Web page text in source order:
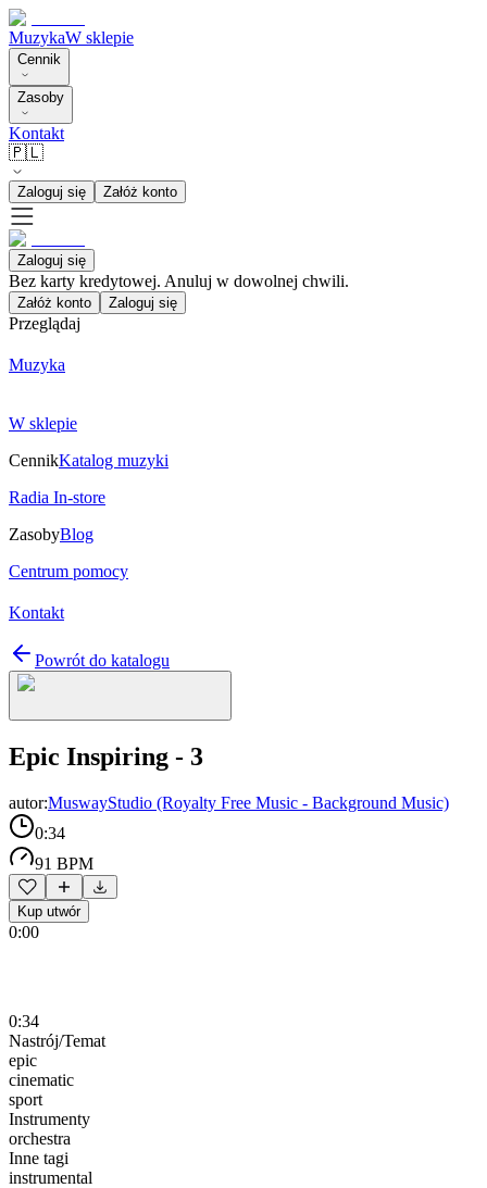
MuzykaW sklepie
Cennik
Zasoby
Kontakt
🇵🇱
Zaloguj się Załóż konto
Zaloguj się
Bez karty kredytowej. Anuluj w dowolnej chwili.
Załóż konto Zaloguj się
Przeglądaj
Muzyka
W sklepie
CennikKatalog muzyki
Radia In-store
ZasobyBlog
Centrum pomocy
Kontakt
Powrót do katalogu
Epic Inspiring - 3
autor:MuswayStudio (Royalty Free Music - Background Music)
0:34
91 BPM
Kup utwór
0:00
0:34
Nastrój/Temat
epic
cinematic
sport
Instrumenty
orchestra
Inne tagi
instrumental